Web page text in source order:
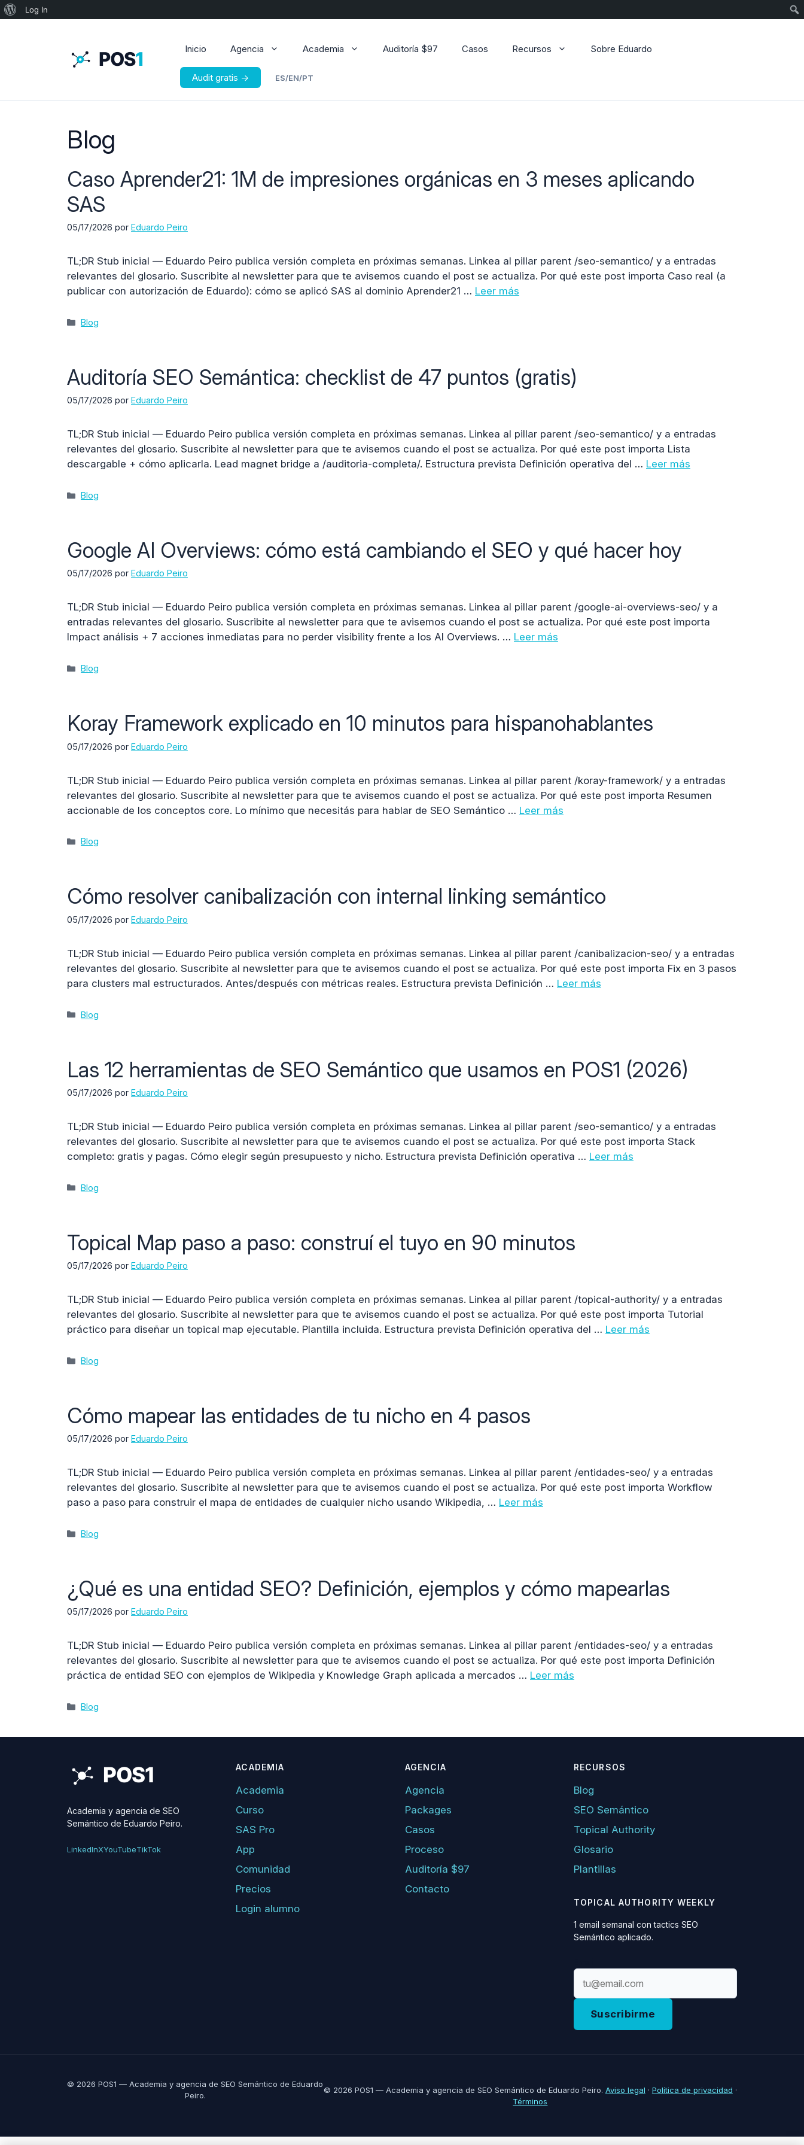
Acerca
Log In
Inicio Agencia Academia Auditoría $97 Casos Recursos Sobre Eduardo
Audit gratis → ES/EN/PT
Blog
Caso Aprender21: 1M de impresiones orgánicas en 3 meses aplicando
SAS
05/17/2026 por Eduardo Peiro
TL;DR Stub inicial — Eduardo Peiro publica versión completa en próximas semanas. Linkea al pillar parent /seo-semantico/ y a entradas
relevantes del glosario. Suscribite al newsletter para que te avisemos cuando el post se actualiza. Por qué este post importa Caso real (a
publicar con autorización de Eduardo): cómo se aplicó SAS al dominio Aprender21 … Leer más
Categorías
Blog
Auditoría SEO Semántica: checklist de 47 puntos (gratis)
05/17/2026 por Eduardo Peiro
TL;DR Stub inicial — Eduardo Peiro publica versión completa en próximas semanas. Linkea al pillar parent /seo-semantico/ y a entradas
relevantes del glosario. Suscribite al newsletter para que te avisemos cuando el post se actualiza. Por qué este post importa Lista
descargable + cómo aplicarla. Lead magnet bridge a /auditoria-completa/. Estructura prevista Definición operativa del … Leer más
Categorías
Blog
Google AI Overviews: cómo está cambiando el SEO y qué hacer hoy
05/17/2026 por Eduardo Peiro
TL;DR Stub inicial — Eduardo Peiro publica versión completa en próximas semanas. Linkea al pillar parent /google-ai-overviews-seo/ y a
entradas relevantes del glosario. Suscribite al newsletter para que te avisemos cuando el post se actualiza. Por qué este post importa
Impact análisis + 7 acciones inmediatas para no perder visibility frente a los AI Overviews. … Leer más
Categorías
Blog
Koray Framework explicado en 10 minutos para hispanohablantes
05/17/2026 por Eduardo Peiro
TL;DR Stub inicial — Eduardo Peiro publica versión completa en próximas semanas. Linkea al pillar parent /koray-framework/ y a entradas
relevantes del glosario. Suscribite al newsletter para que te avisemos cuando el post se actualiza. Por qué este post importa Resumen
accionable de los conceptos core. Lo mínimo que necesitás para hablar de SEO Semántico … Leer más
Categorías
Blog
Cómo resolver canibalización con internal linking semántico
05/17/2026 por Eduardo Peiro
TL;DR Stub inicial — Eduardo Peiro publica versión completa en próximas semanas. Linkea al pillar parent /canibalizacion-seo/ y a entradas
relevantes del glosario. Suscribite al newsletter para que te avisemos cuando el post se actualiza. Por qué este post importa Fix en 3 pasos
para clusters mal estructurados. Antes/después con métricas reales. Estructura prevista Definición … Leer más
Categorías
Blog
Las 12 herramientas de SEO Semántico que usamos en POS1 (2026)
05/17/2026 por Eduardo Peiro
TL;DR Stub inicial — Eduardo Peiro publica versión completa en próximas semanas. Linkea al pillar parent /seo-semantico/ y a entradas
relevantes del glosario. Suscribite al newsletter para que te avisemos cuando el post se actualiza. Por qué este post importa Stack
completo: gratis y pagas. Cómo elegir según presupuesto y nicho. Estructura prevista Definición operativa … Leer más
Categorías
Blog
Topical Map paso a paso: construí el tuyo en 90 minutos
05/17/2026 por Eduardo Peiro
TL;DR Stub inicial — Eduardo Peiro publica versión completa en próximas semanas. Linkea al pillar parent /topical-authority/ y a entradas
relevantes del glosario. Suscribite al newsletter para que te avisemos cuando el post se actualiza. Por qué este post importa Tutorial
práctico para diseñar un topical map ejecutable. Plantilla incluida. Estructura prevista Definición operativa del … Leer más
Categorías
Blog
Cómo mapear las entidades de tu nicho en 4 pasos
05/17/2026 por Eduardo Peiro
TL;DR Stub inicial — Eduardo Peiro publica versión completa en próximas semanas. Linkea al pillar parent /entidades-seo/ y a entradas
relevantes del glosario. Suscribite al newsletter para que te avisemos cuando el post se actualiza. Por qué este post importa Workflow
paso a paso para construir el mapa de entidades de cualquier nicho usando Wikipedia, … Leer más
Categorías
Blog
¿Qué es una entidad SEO? Definición, ejemplos y cómo mapearlas
05/17/2026 por Eduardo Peiro
TL;DR Stub inicial — Eduardo Peiro publica versión completa en próximas semanas. Linkea al pillar parent /entidades-seo/ y a entradas
relevantes del glosario. Suscribite al newsletter para que te avisemos cuando el post se actualiza. Por qué este post importa Definición
práctica de entidad SEO con ejemplos de Wikipedia y Knowledge Graph aplicada a mercados … Leer más
Categorías
Blog
Academia y agencia de SEO
Semántico de Eduardo Peiro.
LinkedInXYouTubeTikTok
ACADEMIA
Academia
Curso
SAS Pro
App
Comunidad
Precios
Login alumno
AGENCIA
Agencia
Packages
Casos
Proceso
Auditoría $97
Contacto
RECURSOS
Blog
SEO Semántico
Topical Authority
Glosario
Plantillas
TOPICAL AUTHORITY WEEKLY
1 email semanal con tactics SEO
Semántico aplicado.
Suscribirme
© 2026 POS1 — Academia y agencia de SEO Semántico de Eduardo Peiro. Aviso legal · Política de privacidad ·
Términos
© 2026 POS1 — Academia y agencia de SEO Semántico de Eduardo
Peiro.